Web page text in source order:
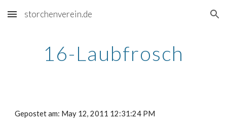
Skip to main content Skip to navigation
storchenverein.de
16-Laubfrosch
Gepostet am: May 12, 2011 12:31:24 PM